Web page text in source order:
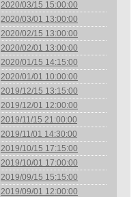
2020/03/15 15:00:00
2020/03/01 13:00:00
2020/02/15 13:00:00
2020/02/01 13:00:00
2020/01/15 14:15:00
2020/01/01 10:00:00
2019/12/15 13:15:00
2019/12/01 12:00:00
2019/11/15 21:00:00
2019/11/01 14:30:00
2019/10/15 17:15:00
2019/10/01 17:00:00
2019/09/15 15:15:00
2019/09/01 12:00:00